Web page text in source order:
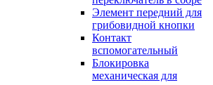
Элемент передний для
грибовидной кнопки
Контакт
вспомогательный
Блокировка
механическая для